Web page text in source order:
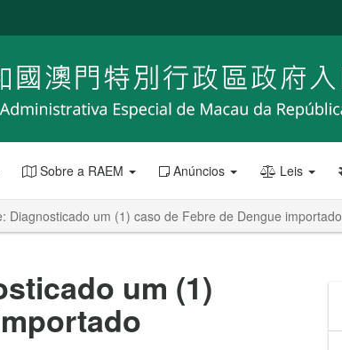
Sobre a RAEM Anúncios Leis
Diagnosticado um (1) caso de Febre de Dengue importado
um (1)